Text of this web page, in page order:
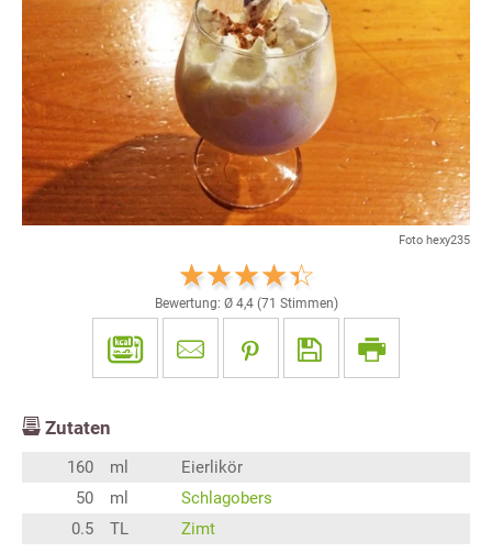
Foto hexy235
Bewertung: Ø 4,4(71 Stimmen)
Zutaten
160 ml
Eierlikör
50
ml
Schlagobers
0.5
TL Zimt